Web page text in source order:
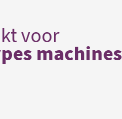
voor
machines